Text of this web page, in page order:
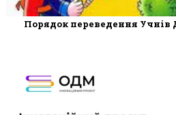
Порядок переведення Учнів